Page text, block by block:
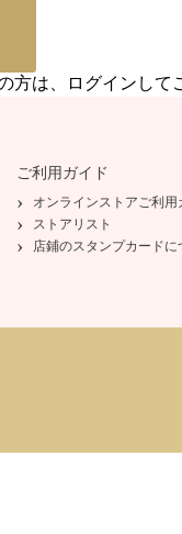
方は、ログインして
ご利用ガイド
オンラインストアご利用
ストアリスト
店鋪のスタンプカードに